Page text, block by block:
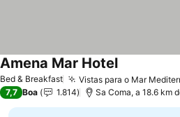
Bed & Breakfast Vistas para o Mar
Amena Mar HotelVer preços
7,7 Boa 1.814 Sa Coma, a 18.6 km